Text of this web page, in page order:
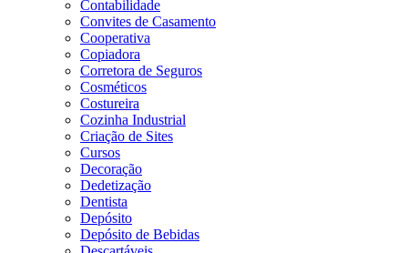
Contabilidade
Convites de Casamento
Cooperativa
Copiadora
Corretora de Seguros
Cosméticos
Costureira
Cozinha Industrial
Criação de Sites
Cursos
Decoração
Dedetização
Dentista
Depósito
Depósito de Bebidas